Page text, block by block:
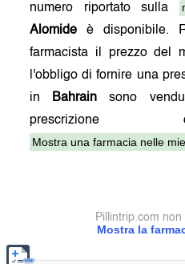
numero riportato sulla
Alomide è disponibile.
farmacista il prezzo del
l'obbligo di fornire una
in
Bahrain sono
prescrizione
Mostra una farmacia nelle
Mostra la
Pillintrip.com